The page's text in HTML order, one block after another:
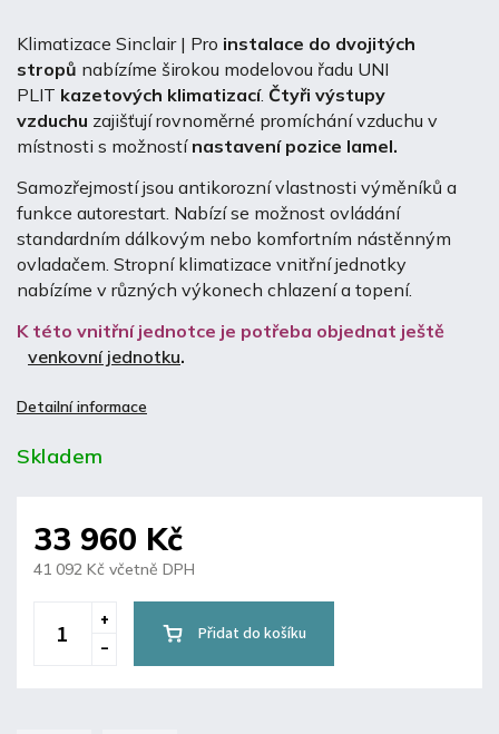
Klimatizace Sinclair | Pro instalace do dvojitých
stropů nabízíme širokou modelovou řadu UNI
PLIT kazetových klimatizací. Čtyři výstupy
vzduchu zajišťují rovnoměrné promíchání vzduchu v
místnosti s možností nastavení pozice lamel.
Samozřejmostí jsou antikorozní vlastnosti výměníků a
funkce autorestart. Nabízí se možnost ovládání
standardním dálkovým nebo komfortním nástěnným
ovladačem. Stropní klimatizace vnitřní jednotky
nabízíme v různých výkonech chlazení a topení.
K této vnitřní jednotce je potřeba objednat ještě
venkovní jednotku.
Detailní informace
Skladem
33 960 Kč
41 092 Kč včetně DPH
Přidat do košíku